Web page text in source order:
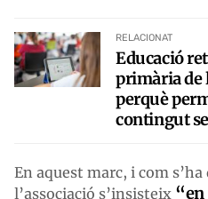
RELACIONAT
Educació
primària de
perquè
contingut
En aquest marc, i com
l’associació s’insisteix